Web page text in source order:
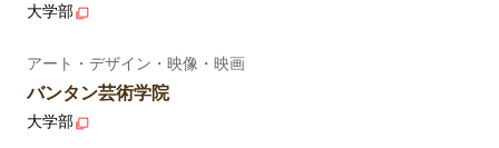
大学部
アート・デザイン・映像・映画
バンタン芸術学院
大学部